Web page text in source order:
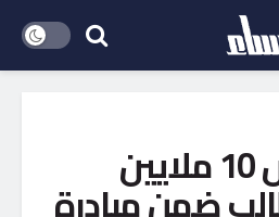
الصحة: فحص 10 ملايين
طالب ضمن مبادرة